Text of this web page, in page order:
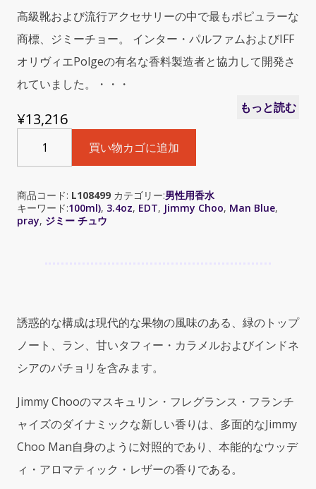
高級靴および流行アクセサリーの中で最もポピュラーな
商標、ジミーチョー。 インター・パルファムおよびIFF
オリヴィエPolgeの有名な香料製造者と協力して開発さ
れていました。・・・
もっと読む
¥13,216
Choo
Man
(ジ
ミ
ー
ブ
ル
3.4oz
EDT
Spray
買い物カゴに追加
商品コード: L108499 カテゴリー:男性用香水
キーワード:100ml), 3.4oz, EDT, Jimmy Choo, Man Blue,
pray, ジミー チュウ
誘惑的な構成は現代的な果物の風味のある、緑のトップ
ノート、ラン、甘いタフィー・カラメルおよびインドネ
シアのパチョリを含みます。
Jimmy Chooのマスキュリン・フレグランス・フランチ
ャイズのダイナミックな新しい香りは、多面的なJimmy
Choo Man自身のように対照的であり、本能的なウッデ
ィ・アロマティック・レザーの香りである。